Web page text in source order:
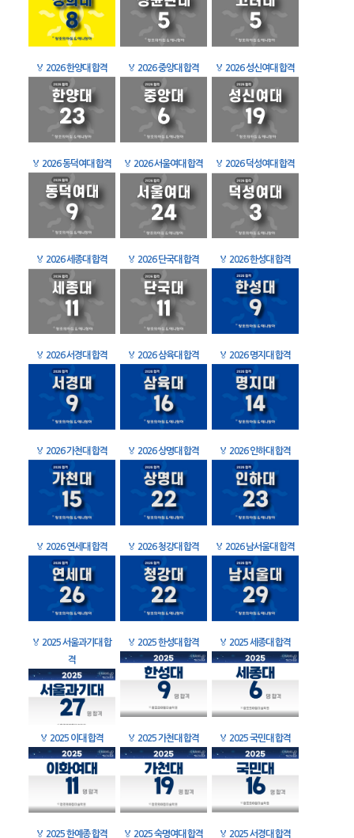
🏅 2026 한양대 합격 🏅 2026 중앙대 합격 🏅 2026 성신여대 합격
🏅 2026 동덕여대 합격 🏅 2026 서울여대 합격 🏅 2026 덕성여대 합격
🏅 2026 세종대 합격 🏅 2026 단국대 합격 🏅 2026 한성대 합격
🏅 2026 서경대 합격 🏅 2026 삼육대 합격 🏅 2026 명지대 합격
🏅 2026 가천대 합격 🏅 2026 상명대 합격 🏅 2026 인하대 합격
🏅 2026 연세대 합격 🏅 2026 청강대 합격 🏅 2026 남서울대 합격
🏅 2025 서울과기대 합
격
🏅 2025 한성대 합격 🏅 2025 세종대 합격
🏅 2025 이대 합격 🏅 2025 가천대 합격 🏅 2025 국민대 합격
🏅 2025 한예종 합격 🏅 2025 숙명여대 합격 🏅 2025 서경대 합격